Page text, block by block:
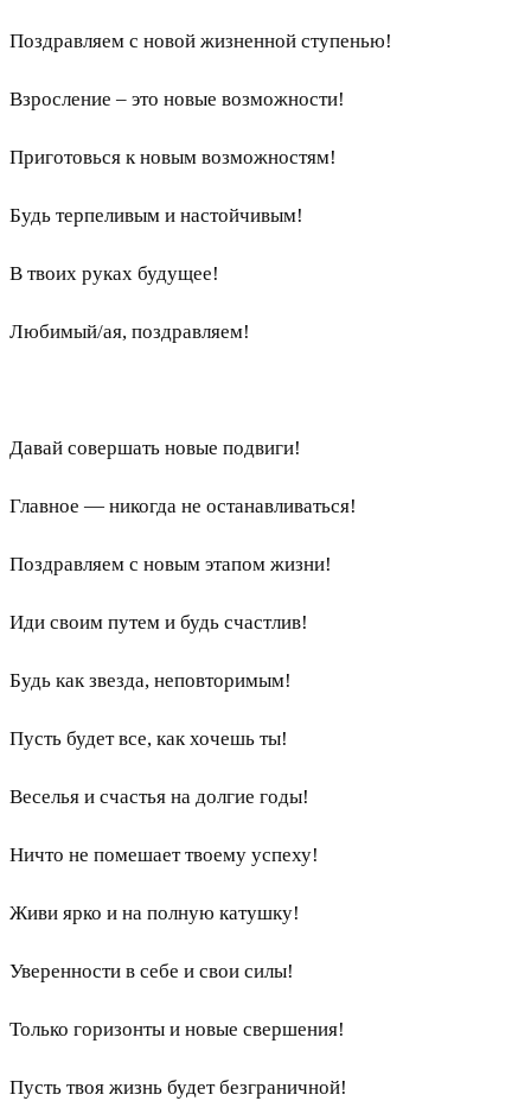
Поздравляем с новой жизненной ступенью!
Взросление – это новые возможности!
Приготовься к новым возможностям!
Будь терпеливым и настойчивым!
В твоих руках будущее!
Любимый/ая, поздравляем!
Давай совершать новые подвиги!
Главное — никогда не останавливаться!
Поздравляем с новым этапом жизни!
Иди своим путем и будь счастлив!
Будь как звезда, неповторимым!
Пусть будет все, как хочешь ты!
Веселья и счастья на долгие годы!
Ничто не помешает твоему успеху!
Живи ярко и на полную катушку!
Уверенности в себе и свои силы!
Только горизонты и новые свершения!
Пусть твоя жизнь будет безграничной!